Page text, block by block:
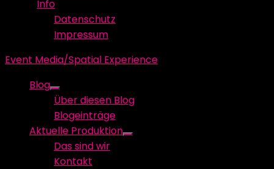
Info
Datenschutz
Impressum
Event Media/Spatial Experience
Blog
Show
sub
menu
Über diesen Blog
Blogeinträge
Aktuelle Produktion
Show
Das sind wir
Kontakt